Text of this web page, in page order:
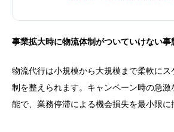
事業拡大時に物流体制がついていけない事
物流代行は小規模から大規模まで柔軟に
制を整えられます。キャンペーン時の急
能で、業務停滞による機会損失を最小限に